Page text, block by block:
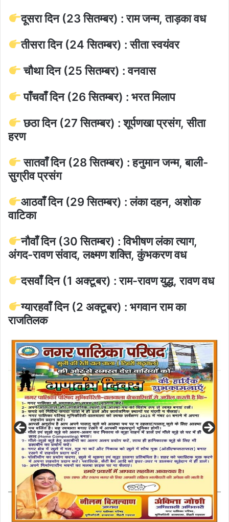
दूसरा दिन (23 सितम्बर) : राम जन्म, ताड़का वध
तीसरा दिन (24 सितम्बर) : सीता स्वयंवर
चौथा दिन (25 सितम्बर) : वनवास
पाँचवाँ दिन (26 सितम्बर) : भरत मिलाप
छठा दिन (27 सितम्बर) : शूर्पणखा प्रसंग, सीता
हरण
सातवाँ दिन (28 सितम्बर) : हनुमान जन्म, बाली-
सुग्रीव प्रसंग
आठवाँ दिन (29 सितम्बर) : लंका दहन, अशोक
वाटिका
नौवाँ दिन (30 सितम्बर) : विभीषण लंका त्याग,
अंगद-रावण संवाद, लक्ष्मण शक्ति, कुंभकरण वध
दसवाँ दिन (1 अक्टूबर) : राम-रावण युद्ध, रावण वध
ग्यारहवाँ दिन (2 अक्टूबर) : भगवान राम का
राजतिलक